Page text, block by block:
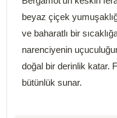
beyaz çiçek
ve baharatlı bir
narenciyenin
doğal bir derinlik katar.
bütünlük sunar.